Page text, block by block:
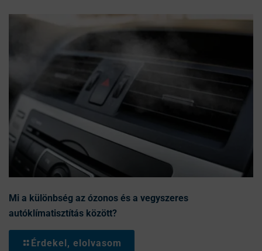
Mi a különbség az ózonos és a vegyszeres
autóklímatisztítás között?
Érdekel, elolvasom